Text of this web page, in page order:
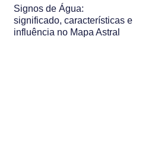
Signos de Água:
significado, características e
influência no Mapa Astral